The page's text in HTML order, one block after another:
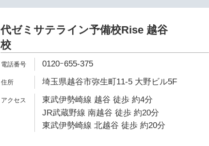
代ゼミサテライン予備校Rise 越谷
校
0120ｰ655-375
埼玉県越谷市弥生町11-5 大野ビル5F
東武伊勢崎線 越谷 徒歩 約4分
JR武蔵野線 南越谷 徒歩 約20分
東武伊勢崎線 北越谷 徒歩 約20分